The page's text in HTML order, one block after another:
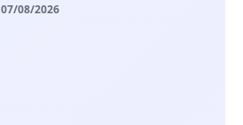
07/08/2026